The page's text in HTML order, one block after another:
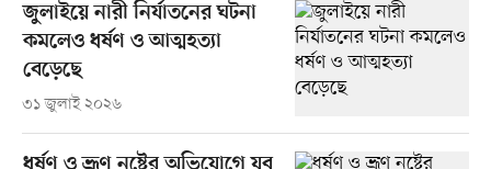
জুলাইয়ে নারী নির্যাতনের ঘটনা
কমলেও ধর্ষণ ও আত্মহত্যা
বেড়েছে
৩১ জুলাই ২০২৬